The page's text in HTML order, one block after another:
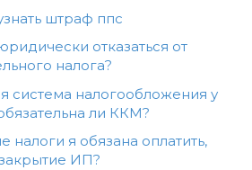
штраф ппс
отказаться от
налога?
система налогообложения у
ли ККМ?
налоги я обязана оплатить,
ИП?